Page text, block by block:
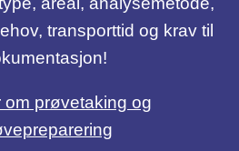
transporttid og krav til
om prøvetaking og